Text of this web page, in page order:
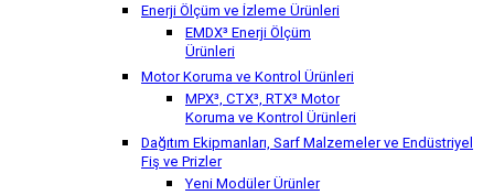
Enerji Ölçüm ve İzleme Ürünleri
EMDX³ Enerji Ölçüm
Ürünleri
Motor Koruma ve Kontrol Ürünleri
MPX³, CTX³, RTX³ Motor
Koruma ve Kontrol Ürünleri
Dağıtım Ekipmanları, Sarf Malzemeler ve Endüstriyel
Fiş ve Prizler
Yeni Modüler Ürünler